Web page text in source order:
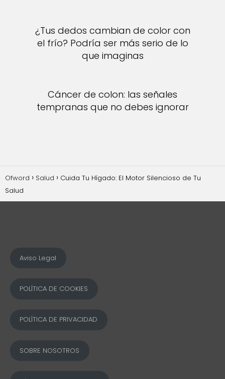
¿Tus dedos cambian de color con
el frío? Podría ser más serio de lo
que imaginas
Cáncer de colon: las señales
tempranas que no debes ignorar
Ofword Salud
Cuida Tu Hígado: El Motor Silencioso de Tu
Salud
Aviso Legal
POLÍTICA DE COOKIES
POLÍTICA DE PRIVACIDAD
SOBRE NOSOTROS